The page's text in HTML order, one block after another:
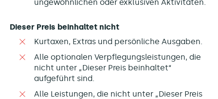
ungewöhnlichen oder exklusiven Aktivitäten.
Dieser Preis beinhaltet nicht
Kurtaxen, Extras und persönliche Ausgaben.
Alle optionalen Verpflegungsleistungen, die
nicht unter „Dieser Preis beinhaltet“
aufgeführt sind.
Alle Leistungen, die nicht unter „Dieser Preis